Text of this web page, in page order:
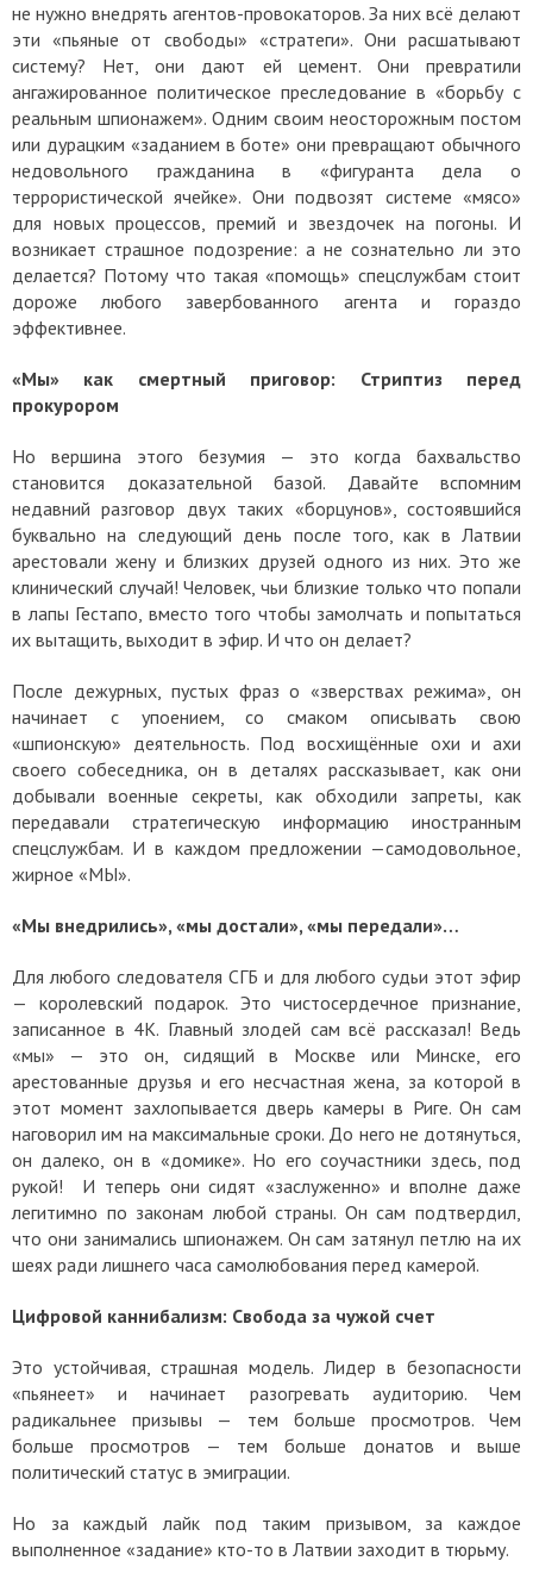
не нужно внедрять агентов-провокаторов. За них всё делают
эти «пьяные от свободы» «стратеги». Они расшатывают
систему? Нет, они дают ей цемент. Они превратили
ангажированное политическое преследование в «борьбу с
реальным шпионажем». Одним своим неосторожным постом
или дурацким «заданием в боте» они превращают обычного
недовольного гражданина в «фигуранта дела о
террористической ячейке». Они подвозят системе «мясо»
для новых процессов, премий и звездочек на погоны. И
возникает страшное подозрение: а не сознательно ли это
делается? Потому что такая «помощь» спецслужбам стоит
дороже любого завербованного агента и гораздо
эффективнее.
«Мы» как смертный приговор: Стриптиз перед
прокурором
Но вершина этого безумия — это когда бахвальство
становится доказательной базой.
Давайте вспомним
недавний разговор двух таких «борцунов», состоявшийся
буквально на следующий день после того, как в Латвии
арестовали жену и близких друзей одного из них. Это же
клинический случай! Человек, чьи близкие только что попали
в лапы Гестапо, вместо того чтобы замолчать и попытаться
их вытащить, выходит в эфир. И что он делает?
После дежурных, пустых фраз о «зверствах режима», он
начинает с упоением, со смаком описывать свою
«шпионскую» деятельность. Под восхищённые охи и ахи
своего собеседника, он в деталях рассказывает, как они
добывали военные секреты, как обходили запреты, как
передавали стратегическую информацию иностранным
спецслужбам. И в каждом предложении —самодовольное,
жирное «МЫ».
«Мы внедрились», «мы достали», «мы передали»…
Для любого следователя СГБ и для любого судьи этот эфир
— королевский подарок. Это чистосердечное признание,
записанное в 4K. Главный злодей сам всё рассказал! Ведь
«мы» — это он, сидящий в Москве или Минске, его
арестованные друзья и его несчастная жена, за которой в
этот момент захлопывается дверь камеры в Риге. Он сам
наговорил им на максимальные сроки. До него не дотянуться,
он далеко, он в «домике». Но его соучастники здесь, под
рукой! И теперь они сидят «заслуженно» и вполне даже
легитимно по законам любой страны. Он сам подтвердил,
что они занимались шпионажем. Он сам затянул петлю на их
шеях ради лишнего часа самолюбования перед камерой.
Цифровой каннибализм: Свобода за чужой счет
Это устойчивая, страшная модель. Лидер в безопасности
«пьянеет» и начинает разогревать аудиторию. Чем
радикальнее призывы — тем больше просмотров. Чем
больше просмотров — тем больше донатов и выше
политический статус в эмиграции.
Но за каждый лайк под таким призывом, за каждое
выполненное «задание» кто-то в Латвии заходит в тюрьму.